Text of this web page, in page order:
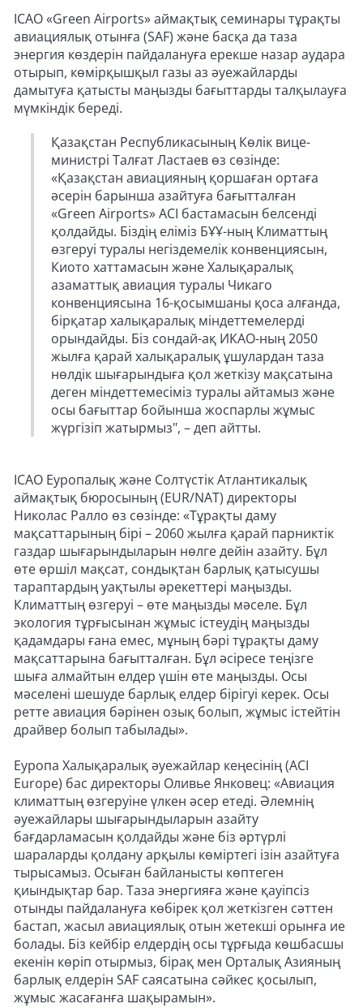
ICAO «Green Airports» аймақтық семинары тұрақты
авиациялық отынға (SAF) және басқа да таза
энергия көздерін пайдалануға ерекше назар аудара
отырып, көмірқышқыл газы аз әуежайларды
дамытуға қатысты маңызды бағыттарды талқылауға
мүмкіндік береді.
Қазақстан Республикасының Көлік вице-
министрі Талғат Ластаев өз сөзінде:
«Қазақстан авиацияның қоршаған ортаға
әсерін барынша азайтуға бағытталған
«Green Airports» ACI бастамасын белсенді
қолдайды. Біздің еліміз БҰҰ-ның Климаттың
өзгеруі туралы негіздемелік конвенциясын,
Киото хаттамасын және Халықаралық
азаматтық авиация туралы Чикаго
конвенциясына 16-қосымшаны қоса алғанда,
бірқатар халықаралық міндеттемелерді
орындайды. Біз сондай-ақ ИКАО-ның 2050
жылға қарай халықаралық ұшулардан таза
нөлдік шығарындыға қол жеткізу мақсатына
деген міндеттемесіміз туралы айтамыз және
осы бағыттар бойынша жоспарлы жұмыс
жүргізіп жатырмыз", – деп айтты.
ICAO Еуропалық және Солтүстік Атлантикалық
аймақтық бюросының (EUR/NAT) директоры
Николас Ралло өз сөзінде: «Тұрақты даму
мақсаттарының бірі – 2060 жылға қарай парниктік
газдар шығарындыларын нөлге дейін азайту. Бұл
өте өршіл мақсат, сондықтан барлық қатысушы
тараптардың уақтылы әрекеттері маңызды.
Климаттың өзгеруі – өте маңызды мәселе. Бұл
экология тұрғысынан жұмыс істеудің маңызды
қадамдары ғана емес, мұның бәрі тұрақты даму
мақсаттарына бағытталған. Бұл әсіресе теңізге
шыға алмайтын елдер үшін өте маңызды. Осы
мәселені шешуде барлық елдер бірігуі керек. Осы
ретте авиация бәрінен озық болып, жұмыс істейтін
драйвер болып табылады».
Еуропа Халықаралық әуежайлар кеңесінің (ACI
Europe) бас директоры Оливье Янковец: «Авиация
климаттың өзгеруіне үлкен әсер етеді. Әлемнің
әуежайлары шығарындыларын азайту
бағдарламасын қолдайды және біз әртүрлі
шараларды қолдану арқылы көміртегі ізін азайтуға
тырысамыз. Осыған байланысты көптеген
қиындықтар бар. Таза энергияға және қауіпсіз
отынды пайдалануға көбірек қол жеткізген сәттен
бастап, жасыл авиациялық отын жетекші орынға ие
болады. Біз кейбір елдердің осы тұрғыда көшбасшы
екенін көріп отырмыз, бірақ мен Орталық Азияның
барлық елдерін SAF саясатына сәйкес қосылып,
жұмыс жасағанға шақырамын».